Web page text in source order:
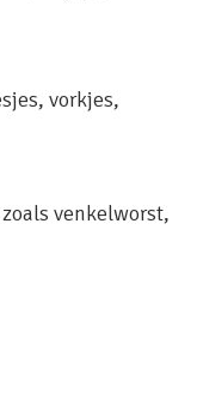
vorkjes,
venkelworst,